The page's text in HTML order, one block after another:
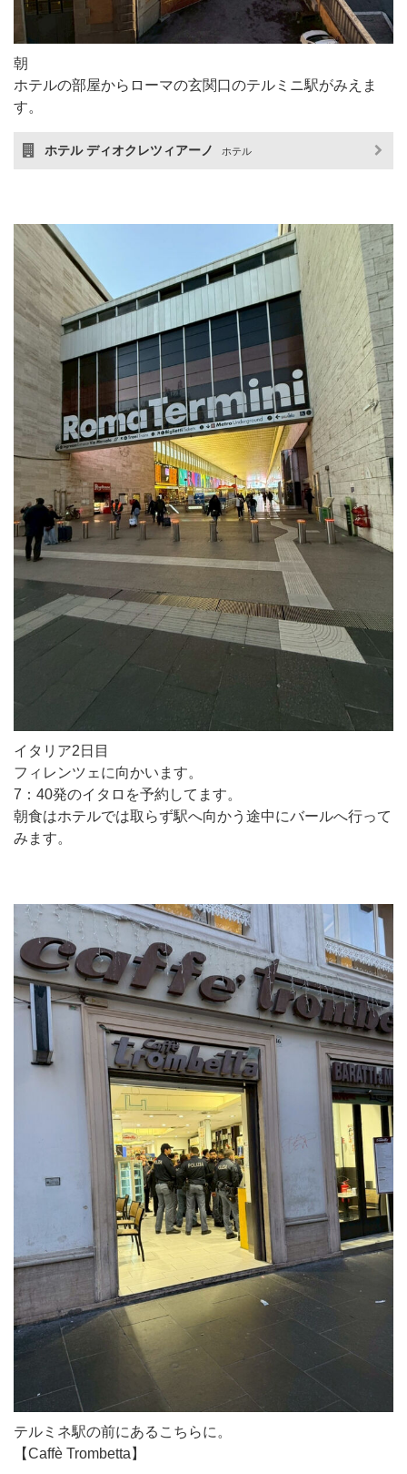
朝
ホテルの部屋からローマの玄関口のテルミニ駅がみえま
す。
ホテル ディオクレツィアーノ ホテル
イタリア2日目
フィレンツェに向かいます。
7：40発のイタロを予約してます。
朝食はホテルでは取らず駅へ向かう途中にバールへ行って
みます。
テルミネ駅の前にあるこちらに。
【Caffè Trombetta】